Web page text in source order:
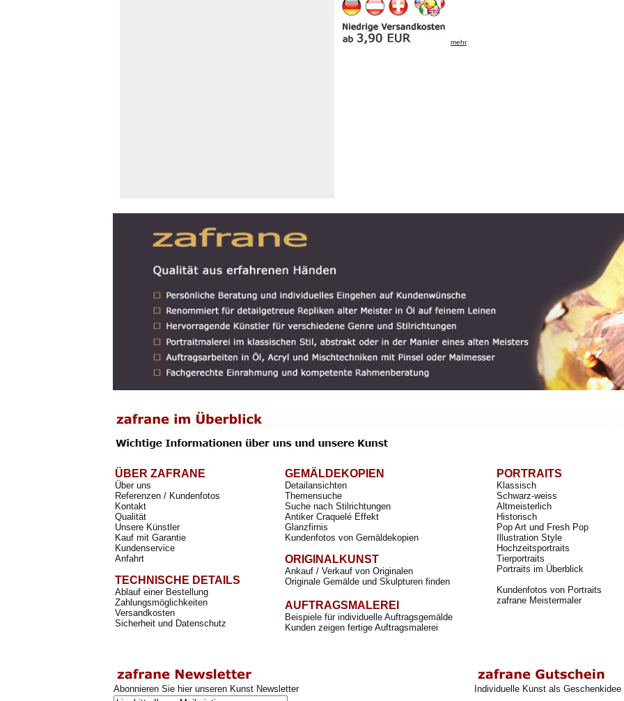
mehr
ÜBER ZAFRANE
Über uns
Referenzen / Kundenfotos
Kontakt
Qualität
Unsere Künstler
Kauf mit Garantie
Kundenservice
Anfahrt
TECHNISCHE DETAILS
Ablauf einer Bestellung
Zahlungsmöglichkeiten
Versandkosten
Sicherheit und Datenschutz
GEMÄLDEKOPIEN
Detailansichten
Themensuche
Suche nach Stilrichtungen
Antiker Craquelé Effekt
Glanzfirnis
Kundenfotos von Gemäldekopien
ORIGINALKUNST
Ankauf / Verkauf von Originalen
Originale Gemälde und Skulpturen finden
AUFTRAGSMALEREI
Beispiele für individuelle Auftragsgemälde
Kunden zeigen fertige Auftragsmalerei
PORTRAITS
Klassisch
Schwarz-weiss
Altmeisterlich
Historisch
Pop Art und Fresh Pop
Illustration Style
Hochzeitsportraits
Tierportraits
Portraits im Überblick
Kundenfotos von Portraits
zafrane Meistermaler
Abonnieren Sie hier unseren Kunst Newsletter Individuelle Kunst als Geschenkidee